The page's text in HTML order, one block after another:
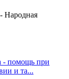
- Народная